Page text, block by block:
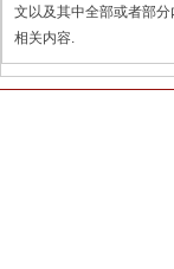
文以及其中全部或者部
相关内容.